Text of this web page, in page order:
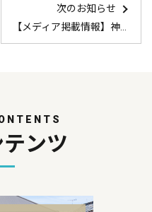
次のお知らせ
【メディア掲載情報】神戸新聞2023年8月23日
ンツ